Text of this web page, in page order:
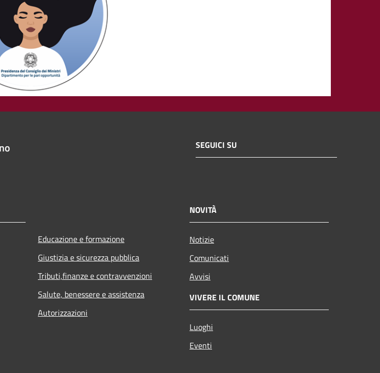
SEGUICI SU
Educazione e formazione
Giustizia e sicurezza pubblica
Tributi,finanze e contravvenzioni
Salute, benessere e assistenza
Autorizzazioni
NOVITÀ
Notizie
Comunicati
Avvisi
VIVERE IL COMUNE
Luoghi
Eventi